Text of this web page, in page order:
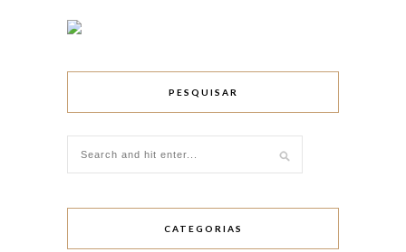
PESQUISAR
CATEGORIAS